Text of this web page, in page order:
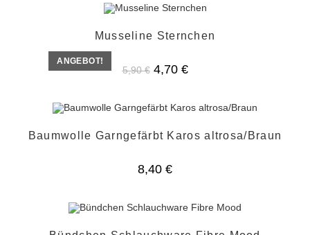
ANGEBOT!
Musseline Sternchen
5,90€ Ursprünglicher
Preis
4,70 €Aktueller
Preis
Baumwolle Garngefärbt Karos altrosa/Braun
8,40 €